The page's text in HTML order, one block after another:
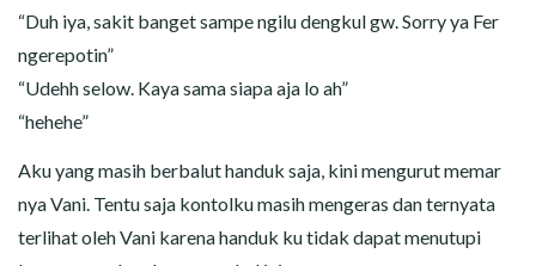
“Duh iya, sakit banget sampe ngilu dengkul gw. Sorry ya Fer
ngerepotin”
“Udehh selow. Kaya sama siapa aja lo ah”
“hehehe”
Aku yang masih berbalut handuk saja, kini mengurut memar
nya Vani. Tentu saja kontolku masih mengeras dan ternyata
terlihat oleh Vani karena handuk ku tidak dapat menutupi